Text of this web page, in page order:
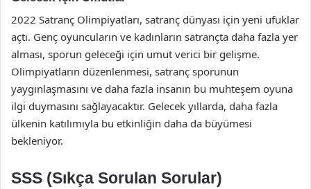
2022 Satranç Olimpiyatları, satranç dünyası için yeni ufuklar
açtı. Genç oyuncuların ve kadınların satrançta daha fazla yer
alması, sporun geleceği için umut verici bir gelişme.
Olimpiyatların düzenlenmesi, satranç sporunun
yaygınlaşmasını ve daha fazla insanın bu muhteşem oyuna
ilgi duymasını sağlayacaktır. Gelecek yıllarda, daha fazla
ülkenin katılımıyla bu etkinliğin daha da büyümesi
bekleniyor.
SSS (Sıkça Sorulan Sorular)